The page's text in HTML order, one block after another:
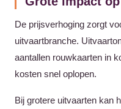
De prijsverhoging zorgt
uitvaartbranche.
aantallen rouwkaarten in
kosten snel oplopen.
Bij grotere uitvaarten kan